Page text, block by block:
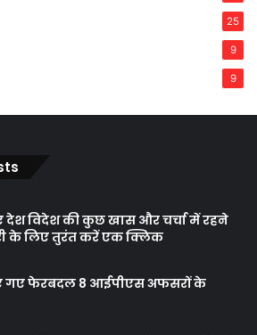
25
9
9
देश विदेश की कुछ खास और चर्चा में रहने
के लिए तुरंत करें एक क्लिक
गए फेरबदल 8 आईपीएस अफसरों के